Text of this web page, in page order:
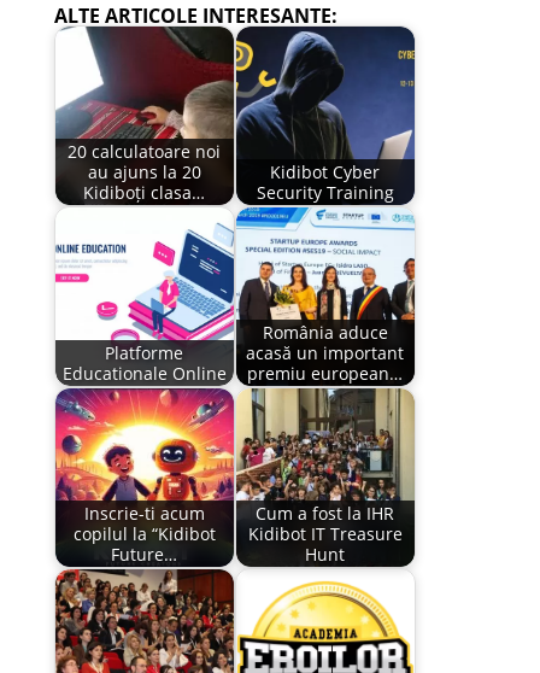
ALTE ARTICOLE INTERESANTE:
20 calculatoare noi
au ajuns la 20
Kidiboți clasa…
Kidibot Cyber
Security Training
Platforme
Educationale Online
România aduce
acasă un important
premiu european…
Inscrie-ti acum
copilul la “Kidibot
Future…
Cum a fost la IHR
Kidibot IT Treasure
Hunt